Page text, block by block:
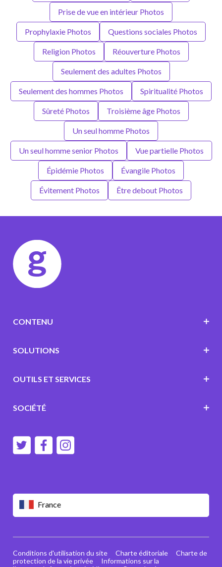
Prise de vue en intérieur Photos
Prophylaxie Photos Questions sociales Photos
Religion Photos Réouverture Photos
Seulement des adultes Photos
Seulement des hommes Photos Spiritualité Photos
Sûreté Photos Troisième âge Photos
Un seul homme Photos
Un seul homme senior Photos Vue partielle Photos
Épidémie Photos Évangile Photos
Évitement Photos Être debout Photos
France
CONTENU
SOLUTIONS
OUTILS ET SERVICES
SOCIÉTÉ
Conditions d'utilisation du site Charte éditoriale
Charte de
protection de la vie privée
Informations sur la